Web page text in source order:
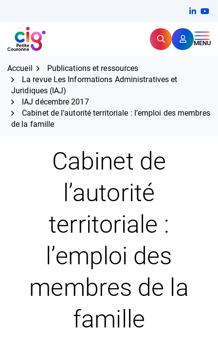
contenu
CIG Petite Couronne RechercherMENU
Expertise et proximité pour
Accueil
Publications et ressources
La revue Les Informations Administratives et
Juridiques (IAJ)
IAJ décembre 2017
Cabinet de l’autorité territoriale : l’emploi des membres
de la famille
Cabinet de
l’autorité
territoriale :
l’emploi des
membres de la
famille